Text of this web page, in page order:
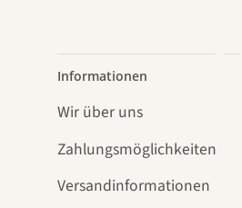
Informationen
Wir über uns
Zahlungsmöglichkeiten
Versandinformationen